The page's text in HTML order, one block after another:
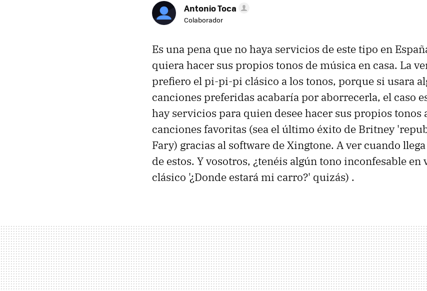
Antonio Toca
Colaborador
Es una pena que no haya servicios de este tipo en
quiera hacer sus propios tonos de música en casa. La
prefiero el pi-pi-pi clásico a los tonos, porque si usara
canciones preferidas acabaría por aborrecerla, el caso
hay servicios para quien desee hacer sus propios tonos
canciones favoritas (sea el último éxito de Britney
Fary) gracias al software de Xingtone. A ver cuando
de estos. Y vosotros, ¿tenéis algún tono inconfesable en
clásico '¿Donde estará mi carro?' quizás) .